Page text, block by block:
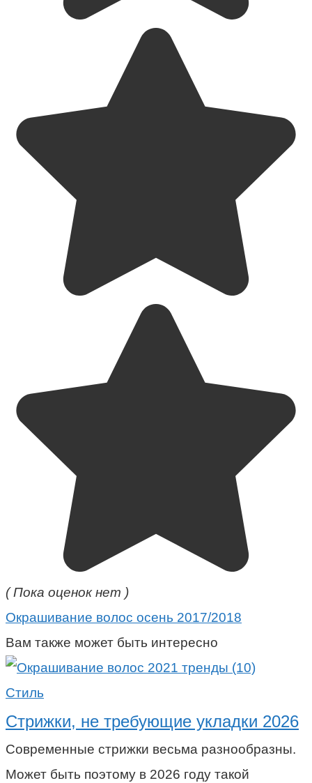
( Пока оценок нет )
Окрашивание волос осень 2017/2018
Вам также может быть интересно
Стиль
Стрижки, не требующие укладки 2026
Современные стрижки весьма разнообразны.
Может быть поэтому в 2026 году такой